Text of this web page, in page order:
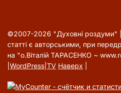
©2007-2026 "Духовні роздуми"
статті є авторськими, при
на "о.Віталій ТАРАСЕНКО ~
WordPress TV Наверх